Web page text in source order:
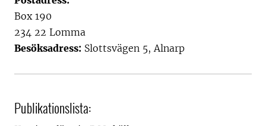
Box 190
234 22 Lomma
Besöksadress: Slottsvägen 5, Alnarp
Publikationslista: